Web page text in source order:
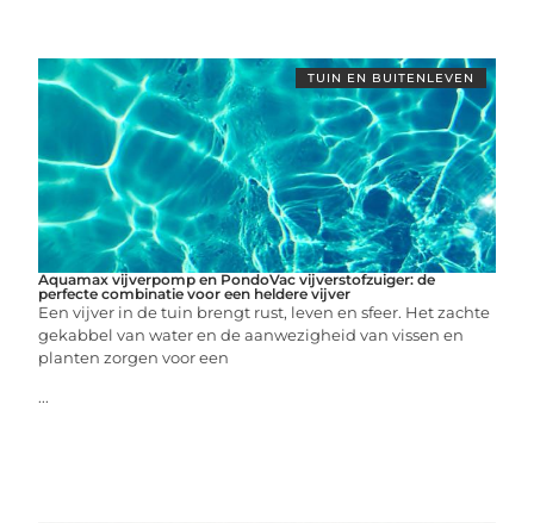
TUIN EN BUITENLEVEN
Aquamax vijverpomp en PondoVac vijverstofzuiger: de
perfecte combinatie voor een heldere vijver
Een vijver in de tuin brengt rust, leven en sfeer. Het zachte
gekabbel van water en de aanwezigheid van vissen en
planten zorgen voor een
...